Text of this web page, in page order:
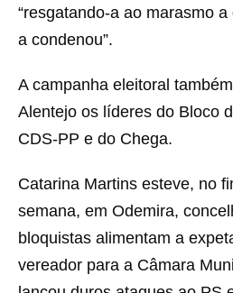
“resgatando-a ao marasmo
a condenou”.
A campanha eleitoral
Alentejo os líderes do Bloco
CDS-PP e do Chega.
Catarina Martins esteve, no
semana, em Odemira,
bloquistas alimentam a
vereador para a Câmara